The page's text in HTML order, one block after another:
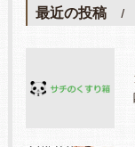
最近の投稿